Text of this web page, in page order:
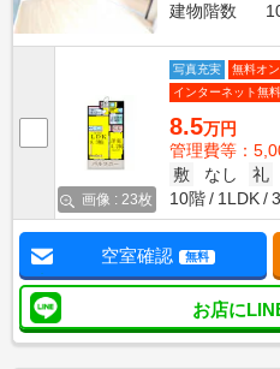
建物階数
画像 : 23枚
写真充実
無料オ
インターネット無料
8.5万円
管理費等：
敷
なし 礼
10階
1LDK
空室確認 無料
お店に